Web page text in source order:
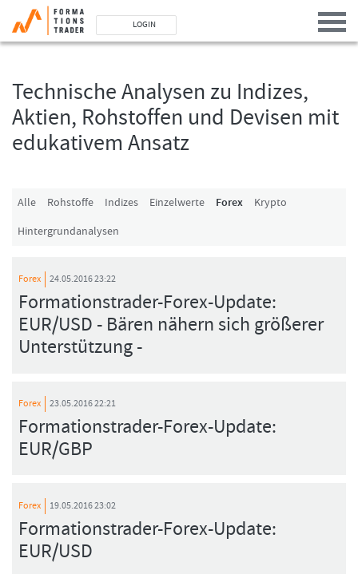
LOGIN
Technische Analysen zu Indizes,
Aktien, Rohstoffen und Devisen mit
edukativem Ansatz
Alle Rohstoffe Indizes Einzelwerte Forex
Krypto
Hintergrundanalysen
Forex 24.05.2016 23:22
Formationstrader-Forex-Update:
EUR/USD - Bären nähern sich größerer
Unterstützung -
Forex 23.05.2016 22:21
Formationstrader-Forex-Update:
EUR/GBP
Forex 19.05.2016 23:02
Formationstrader-Forex-Update:
EUR/USD
Benutzer (E-Mail-Adresse in Kleinschrift)
Passwort
Ich bin neu, und jetzt?
Das Formationstrader Programm bietet unterschiedliche User-Pakete. Bitte
klicken Sie unten auf „Formationstrader werden“, und finden Sie auf
unserem Online-Shop das passende Angebot.
FORMATIONSTRADER WERDEN